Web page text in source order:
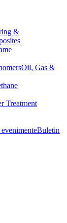
&
Oil, Gas &
Treatment
Buletin